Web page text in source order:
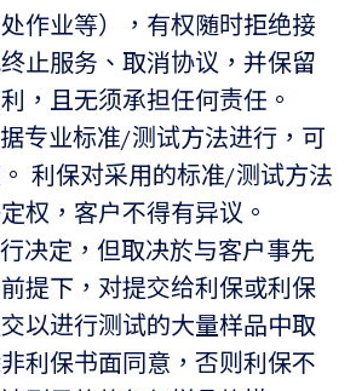
作业等），有权随时拒绝接
止服务、取消协议，并保留
，且无须承担任何责任。
业标准/测试方法进行，可
利保对采用的标准/测试方法
权，客户不得有异议。
定，但取决於与客户事先
提下，对提交给利保或利保
以进行测试的大量样品中取
利保书面同意，否则利保不